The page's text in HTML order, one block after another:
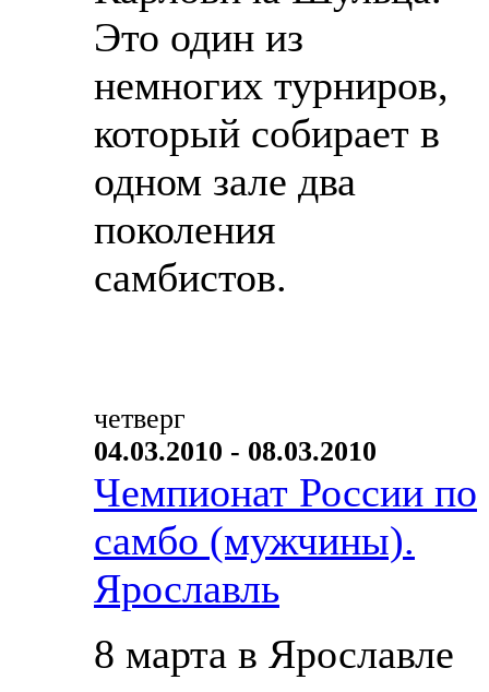
Это один из
немногих турниров,
который собирает в
одном зале два
поколения
самбистов.
четверг
04.03.2010 - 08.03.2010
Чемпионат России по
самбо (мужчины).
Ярославль
8 марта в Ярославле